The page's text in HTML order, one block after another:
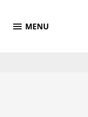
menu MENU